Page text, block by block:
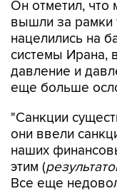
нацелились на
системы Ирана,
давление и
еще больше
"Санкции
наших
этим (
Все еще
нас в угол", -